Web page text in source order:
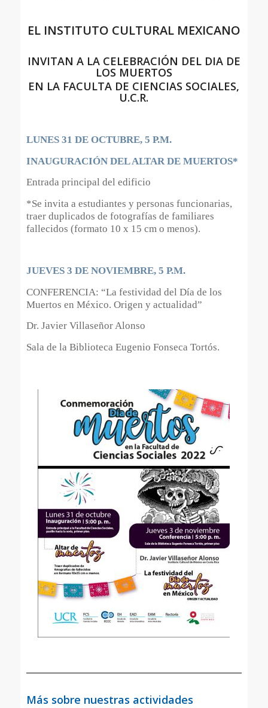
EL INSTITUTO CULTURAL MEXICANO
INVITAN A LA CELEBRACIÓN DEL DIA DE
LOS MUERTOS
EN LA FACULTA DE CIENCIAS SOCIALES,
U.C.R.
LUNES 31 DE OCTUBRE, 5 P.M.
INAUGURACIÓN DEL ALTAR DE MUERTOS*
Entrada principal del edificio
*Se invita a estudiantes y personas funcionarias,
traer duplicados de fotografías de familiares
fallecidos (formato 10 x 15 cm o menos).
JUEVES 3 DE NOVIEMBRE, 5 P.M.
CONFERENCIA: “La festividad del Día de los
Muertos en México. Origen y actualidad”
Dr. Javier Villaseñor Alonso
Sala de la Biblioteca Eugenio Fonseca Tortós.
Más sobre nuestras actividades